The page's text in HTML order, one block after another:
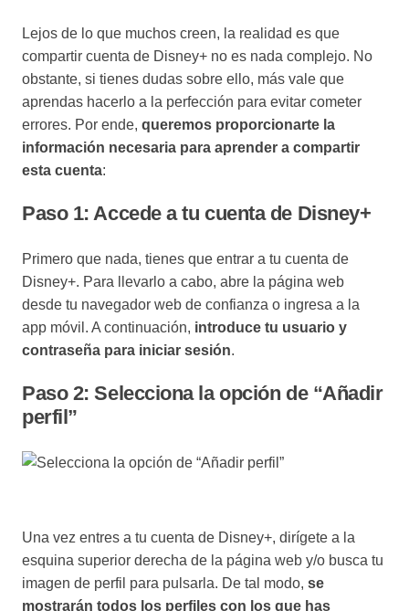
Lejos de lo que muchos creen, la realidad es que
compartir cuenta de Disney+ no es nada complejo. No
obstante, si tienes dudas sobre ello, más vale que
aprendas hacerlo a la perfección para evitar cometer
errores. Por ende, queremos proporcionarte la
información necesaria para aprender a compartir
esta cuenta:
Paso 1: Accede a tu cuenta de Disney+
Primero que nada, tienes que entrar a tu cuenta de
Disney+. Para llevarlo a cabo, abre la página web
desde tu navegador web de confianza o ingresa a la
app móvil. A continuación, introduce tu usuario y
contraseña para iniciar sesión.
Paso 2: Selecciona la opción de “Añadir
perfil”
Una vez entres a tu cuenta de Disney+, dirígete a la
esquina superior derecha de la página web y/o busca tu
imagen de perfil para pulsarla. De tal modo, se
mostrarán todos los perfiles con los que has